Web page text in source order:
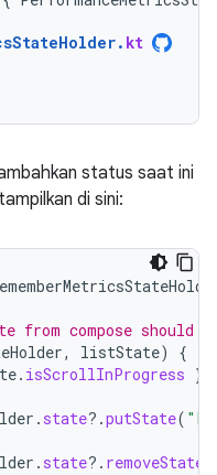
. kt
status saat ini
di sini:
compose should
, listState)
{
. isScrollInProgress }.
. state?.putState(
. state?. removeState